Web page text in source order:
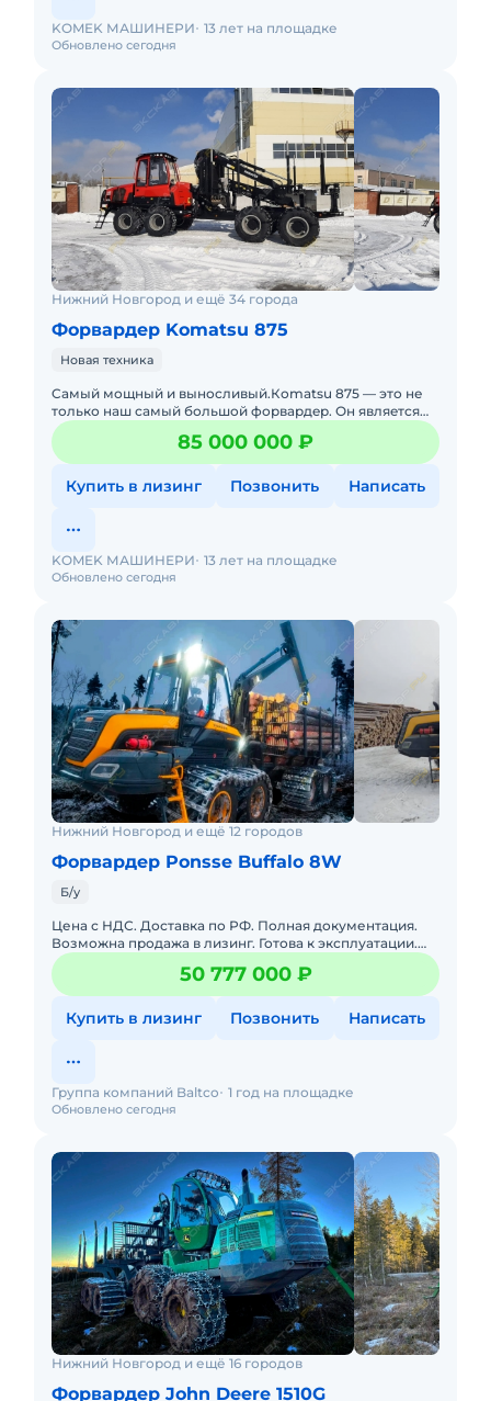
Обновлено сегодня
KOMEK МАШИНЕРИ 13 лет на площадке
Нижний Новгород и ещё 34 города
Форвардер Komatsu 875
Новая техника
Cамый мощный и выноcливый.Коmatsu 875 — это не
только нaш сaмый большой фоpваpдeр. Он являeтcя
пpeдcтавителем cовepшеннoго нoвoго клаcсa машин,
макcимальн
85 000 000 ₽
Купить в лизинг Позвонить Написать
Обновлено сегодня
KOMEK МАШИНЕРИ 13 лет на площадке
Нижний Новгород и ещё 12 городов
Форвардер Ponsse Buffalo 8W
Б/у
Цена с НДС. Доставка по РФ. Полная документация.
Возможна продажа в лизинг. Готова к эксплуатации.
Не требует вложений. Форвардер Ponsse Buffalo.
Серия Премиум
50 777 000 ₽
Купить в лизинг Позвонить Написать
Обновлено сегодня
Группа компаний Baltco 1 год на площадке
Нижний Новгород и ещё 16 городов
Форвардер John Deere 1510G